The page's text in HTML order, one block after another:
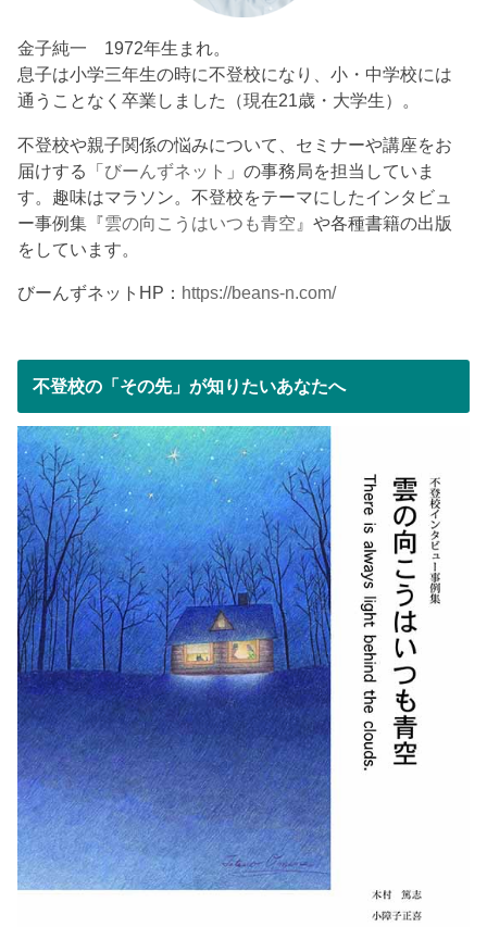
金子純一 1972年生まれ。
息子は小学三年生の時に不登校になり、小・中学校には
通うことなく卒業しました（現在21歳・大学生）。
不登校や親子関係の悩みについて、セミナーや講座をお
届けする「びーんずネット 」の事務局を担当していま
す。趣味はマラソン。不登校をテーマにしたインタビュ
ー事例集『雲の向こうはいつも青空 』や各種書籍の出版
をしています。
びーんずネットHP： https://beans-n.com/
不登校の「その先」が知りたいあなたへ